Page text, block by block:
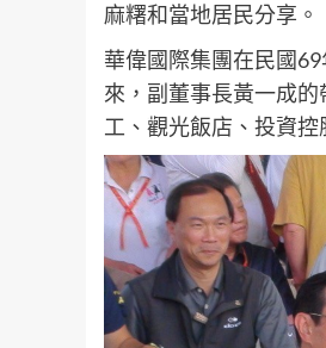
麻糬和當地居民分享。
華偉國際集團在民國
來，副董事長黃一成
工、觀光飯店、投資控